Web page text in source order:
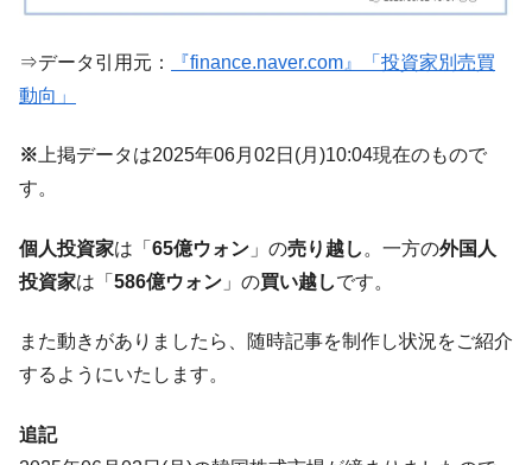
ドを掲げる「在韓反米勢力」
『Money1』
韓国政府「2035年までに18.4GW規模のAIデ
ほぼ終わった」
『Money1』
『Money1』
韓国政府「ニセＫ-ブランドを通報しようキ
ャンペーン」⇒ あの名物教授も登場！
ぎ」では。
『Money1』
韓国鉄鋼最大手『POSCO』ズブズブ沈む。
『Money1』
⇒データ引用元：
『finance.naver.com』「投資家別売買
動向」
※上掲データは2025年06月02日(月)10:04現在のもので
す。
個人投資家は「 65億ウォン 」の売り越し 。一方の外国人
投資家は「 586億ウォン 」の買い越しです。
また動きがありましたら、随時記事を制作し状況をご紹介
するようにいたします。
追記